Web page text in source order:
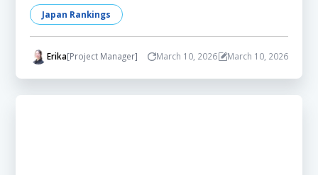
Japan Rankings
Erika[Project Manager] March 10, 2026 March 10, 2026